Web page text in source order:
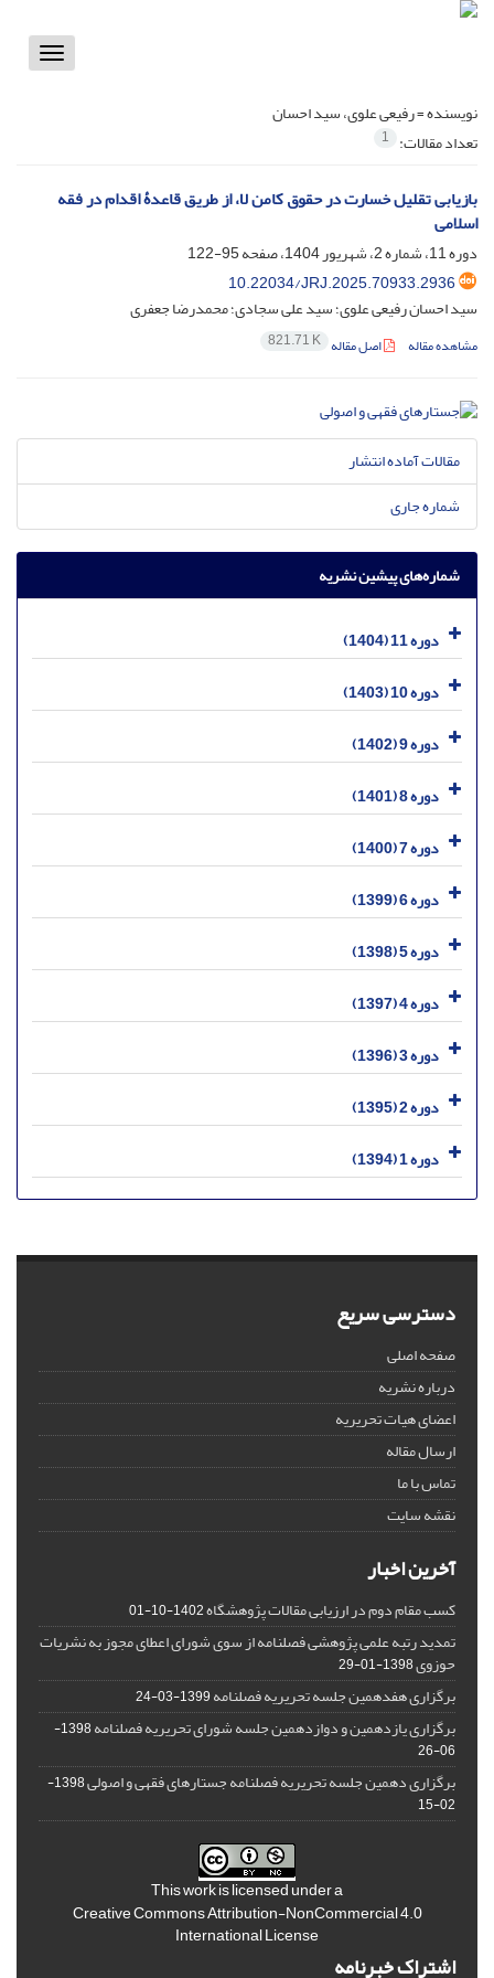
Toggle
نویسنده =رفیعی علوی، سید احسان
تعداد مقالات: 1
بازیابی تقلیل خسارت در حقوق کامن لا، از طریق قاعدۀ اقدام در فقه
اسلامی
دوره 11، شماره 2، شهریور 1404، صفحه
95-122
10.22034/JRJ.2025.70933.2936
سید احسان رفیعی علوی؛ سید علی سجادی؛ محمدرضا جعفری
مشاهده مقاله اصل مقاله 821.71 K
مقالات آماده انتشار
شماره جاری
شماره‌های پیشین نشریه
دوره 11 (1404)
دوره 10 (1403)
دوره 9 (1402)
دوره 8 (1401)
دوره 7 (1400)
دوره 6 (1399)
دوره 5 (1398)
دوره 4 (1397)
دوره 3 (1396)
دوره 2 (1395)
دوره 1 (1394)
دسترسی سریع
صفحه اصلی
درباره نشریه
اعضای هیات تحریریه
ارسال مقاله
تماس با ما
نقشه سایت
آخرین اخبار
کسب مقام دوم در ارزیابی مقالات پژوهشگاه1402-10-01
تمدید رتبه علمی پژوهشی فصلنامه از سوی شورای اعطای مجوز به نشریات
حوزوی1398-01-29
برگزاری هفدهمین جلسه تحریریه فصلنامه1399-03-24
برگزاری یازدهمین و دوازدهمین جلسه شورای تحریریه فصلنامه
1398-
06-26
برگزاری دهمین جلسه تحریریه فصلنامه جستارهای فقهی و اصولی
1398-
02-15
This work is licensed under a
Creative Commons Attribution-NonCommercial 4.0
International License
اشتراک خبرنامه